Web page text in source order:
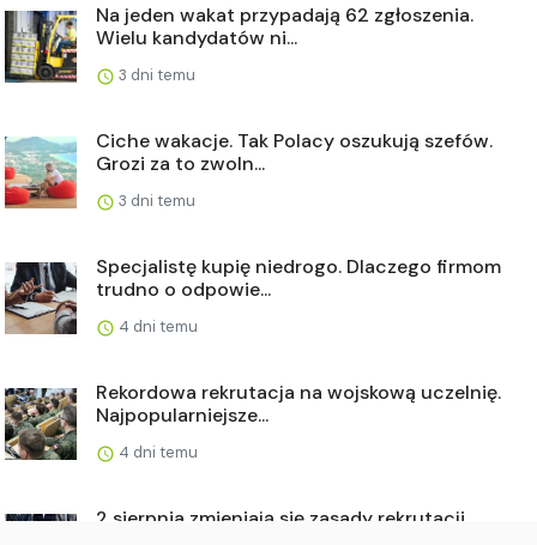
Na jeden wakat przypadają 62 zgłoszenia.
Wielu kandydatów ni...
3 dni temu
Ciche wakacje. Tak Polacy oszukują szefów.
Grozi za to zwoln...
3 dni temu
Specjalistę kupię niedrogo. Dlaczego firmom
trudno o odpowie...
4 dni temu
Rekordowa rekrutacja na wojskową uczelnię.
Najpopularniejsze...
4 dni temu
2 sierpnia zmieniają się zasady rekrutacji.